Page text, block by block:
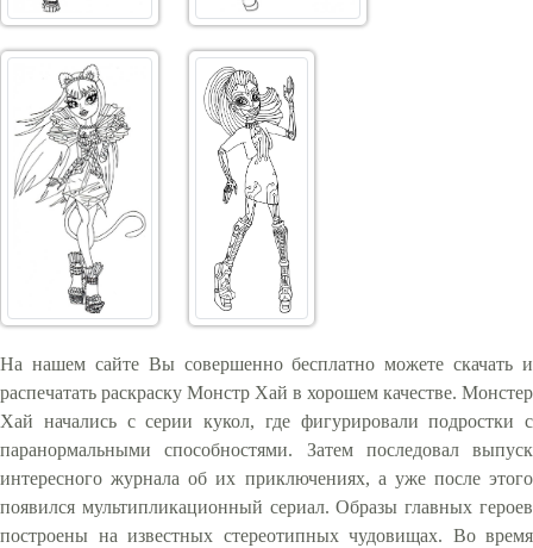
На нашем сайте Вы совершенно бесплатно можете скачать и
распечатать раскраску Монстр Хай в хорошем качестве. Монстер
Хай начались с серии кукол, где фигурировали подростки с
паранормальными способностями. Затем последовал выпуск
интересного журнала об их приключениях, а уже после этого
появился мультипликационный сериал. Образы главных героев
построены на известных стереотипных чудовищах. Во время